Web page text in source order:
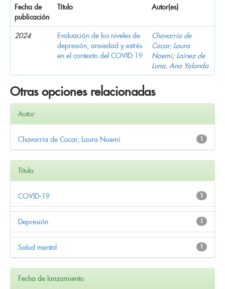
Fecha de
publicación
Título Autor(es)
2024
Evaluación de los niveles de
depresión, ansiedad y estrés
en el contexto del COVID-19
Chavarría de
Cocar, Laura
Noemí; Laínez de
Luna, Ana Yolanda
Otras opciones relacionadas
Autor
1
Chavarría de Cocar, Laura Noemí
Título
1
COVID-19
1
Depresión
1
Salud mental
Fecha de lanzamiento